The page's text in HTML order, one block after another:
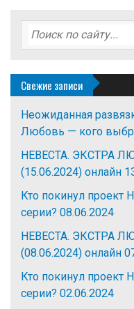
Свежие записи
Неожиданная
Любовь — кого
НЕВЕСТА. ЭКСТРА
(15.06.2024) онлайн
Кто покинул проект
серии? 08.06.2024
НЕВЕСТА. ЭКСТРА
(08.06.2024) онлайн
Кто покинул проект
серии? 02.06.2024